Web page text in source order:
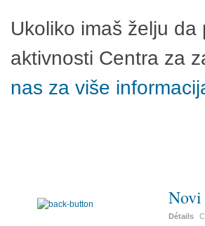
Ukoliko imaš želju
aktivnosti Centra za
nas za više
Novi
Détails